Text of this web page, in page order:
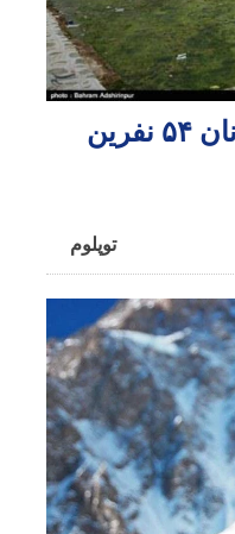
اردبیل‌ده حبس اولونان ۵۴ نفرین
توپلوم